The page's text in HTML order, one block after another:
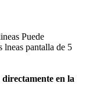
Puede
lneas pantalla de 5
en la